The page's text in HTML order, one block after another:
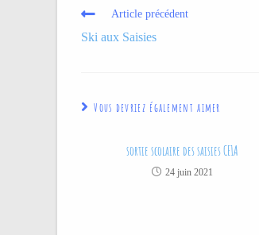
Article précédent
Ski aux Saisies
Vous devriez également aimer
sortie scolaire des saisies CE1A
24 juin 2021